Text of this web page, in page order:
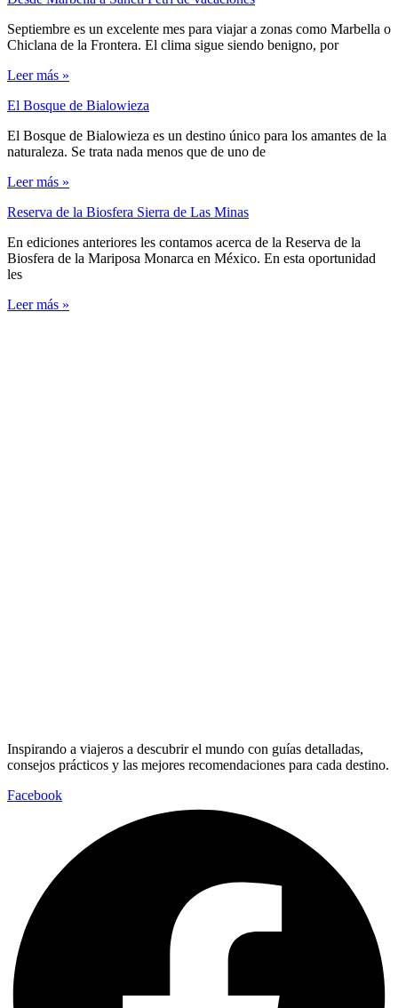
Septiembre es un excelente mes para viajar a zonas como Marbella o
Chiclana de la Frontera. El clima sigue siendo benigno, por
Leer más »
El Bosque de Bialowieza
El Bosque de Bialowieza es un destino único para los amantes de la
naturaleza. Se trata nada menos que de uno de
Leer más »
Reserva de la Biosfera Sierra de Las Minas
En ediciones anteriores les contamos acerca de la Reserva de la
Biosfera de la Mariposa Monarca en México. En esta oportunidad
les
Leer más »
Inspirando a viajeros a descubrir el mundo con guías detalladas,
consejos prácticos y las mejores recomendaciones para cada destino.
Facebook